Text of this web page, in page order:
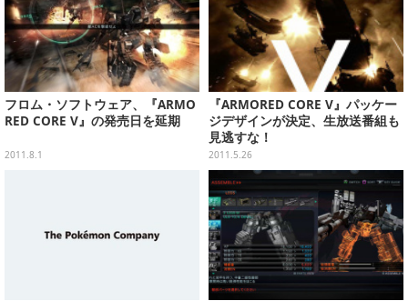
フロム・ソフトウェア、『ARMO
RED CORE V』の発売日を延期
2011.8.1
『ARMORED CORE V』パッケー
ジデザインが決定、生放送番組も
見逃すな！
2011.5.26